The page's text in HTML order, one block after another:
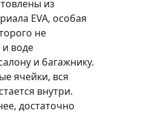
из
EVA, особая
не
и воде
и багажнику.
ячейки, вся
внутри.
достаточно